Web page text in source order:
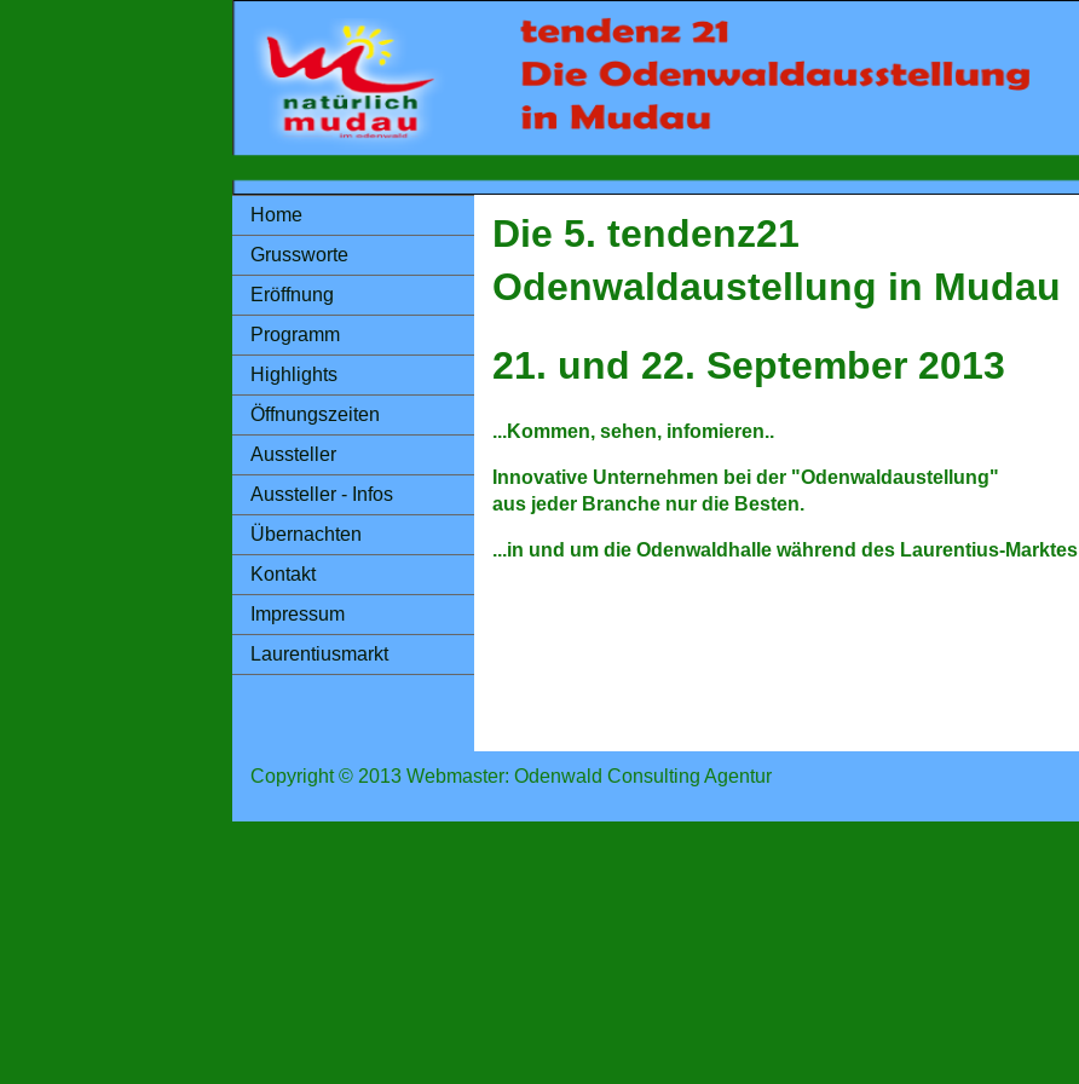
Home
Grussworte
Eröffnung
Programm
Highlights
Öffnungszeiten
Aussteller
Aussteller - Infos
Übernachten
Kontakt
Impressum
Laurentiusmarkt
Die 5. tendenz21
Odenwaldaustellung in Mudau
21. und 22. September 2013
...Kommen, sehen, infomieren..
Innovative Unternehmen bei der "Odenwaldaustellung"
aus jeder Branche nur die Besten.
...in und um die Odenwaldhalle während des Laurentius-Marktes
Copyright © 2013 Webmaster: Odenwald Consulting Agentur